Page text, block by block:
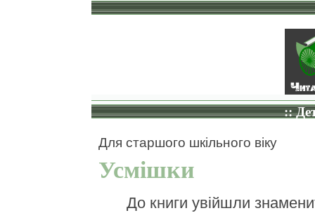
::
Для старшого шкільного віку
Усмішки
До книги увійшли